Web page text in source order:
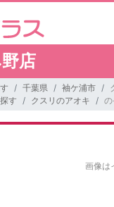
店
千葉県 袖ケ浦市
す クスリのアオキ
画像は